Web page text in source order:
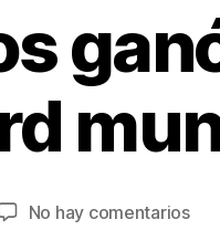
No hay comentariosen